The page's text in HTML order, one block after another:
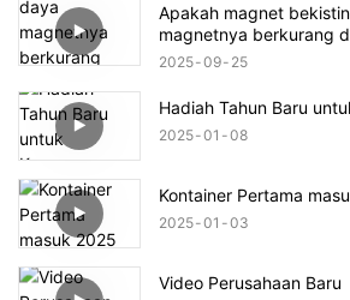
Apakah magnet
magnetnya berkurang
kembali?
2025 09 25
Hadiah Tahun Baru
2025 01 08
Kontainer Pertama
2025 01 03
Video Perusahaan Baru